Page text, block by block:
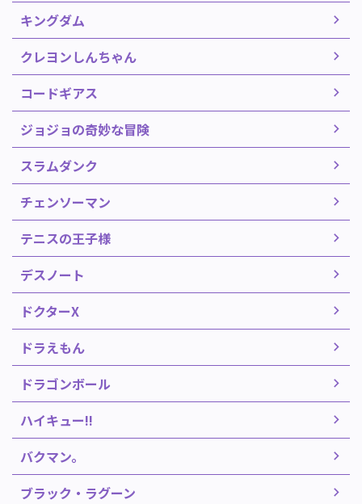
キングダム
クレヨンしんちゃん
コードギアス
ジョジョの奇妙な冒険
スラムダンク
チェンソーマン
テニスの王子様
デスノート
ドクターX
ドラえもん
ドラゴンボール
ハイキュー!!
バクマン。
ブラック・ラグーン